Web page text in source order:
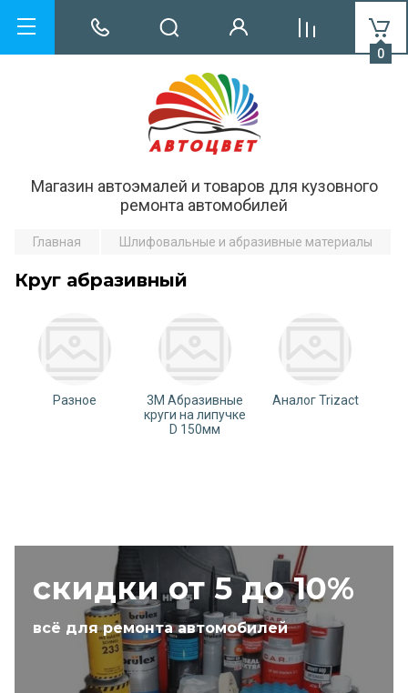
Магазин автоэмалей и товаров для кузовного
ремонта автомобилей
0
скидки от 5 до 10%
всё для ремонта автомобилей
Главная Шлифовальные и абразивные материалы
Круг абразивный
Разное
3М Абразивные
круги на липучке
D 150мм
Аналог Trizact